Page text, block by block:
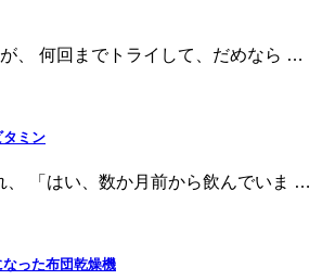
、 何回までトライして、だめなら …
タミン
、 「はい、数か月前から飲んでいま …
った布団乾燥機